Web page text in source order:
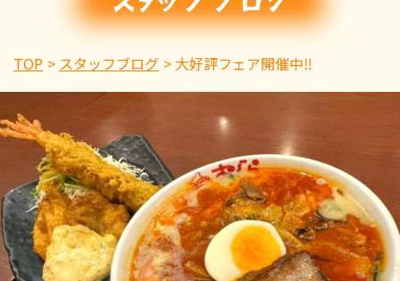
TOP スタッフブログ 大好評フェア開催中‼️